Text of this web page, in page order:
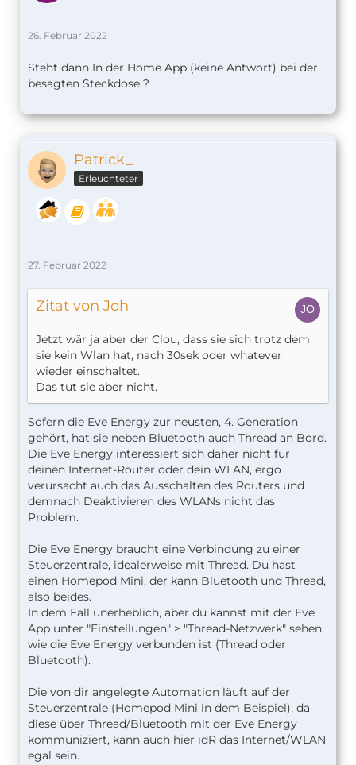
26. Februar 2022
Steht dann In der Home App (keine Antwort) bei der
besagten Steckdose ?
Patrick_
Erleuchteter
27. Februar 2022
Zitat von Joh
Jetzt wär ja aber der Clou, dass sie sich trotz dem
sie kein Wlan hat, nach 30sek oder whatever
wieder einschaltet.
Das tut sie aber nicht.
Sofern die Eve Energy zur neusten, 4. Generation
gehört, hat sie neben Bluetooth auch Thread an Bord.
Die Eve Energy interessiert sich daher nicht für
deinen Internet-Router oder dein WLAN, ergo
verursacht auch das Ausschalten des Routers und
demnach Deaktivieren des WLANs nicht das
Problem.
Die Eve Energy braucht eine Verbindung zu einer
Steuerzentrale, idealerweise mit Thread. Du hast
einen Homepod Mini, der kann Bluetooth und Thread,
also beides.
In dem Fall unerheblich, aber du kannst mit der Eve
App unter "Einstellungen" > "Thread-Netzwerk" sehen,
wie die Eve Energy verbunden ist (Thread oder
Bluetooth).
Die von dir angelegte Automation läuft auf der
Steuerzentrale (Homepod Mini in dem Beispiel), da
diese über Thread/Bluetooth mit der Eve Energy
kommuniziert, kann auch hier idR das Internet/WLAN
egal sein.